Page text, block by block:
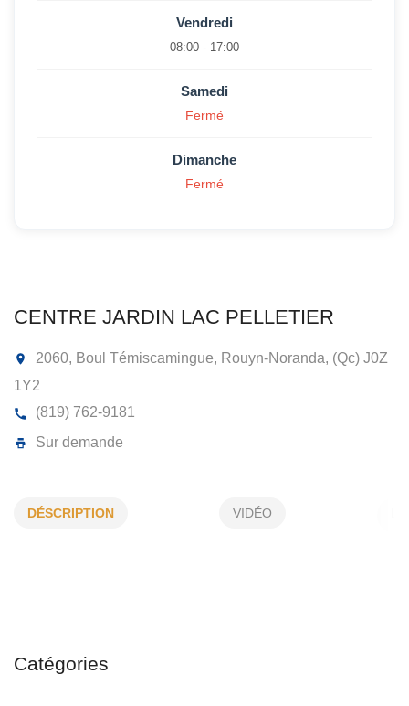
CENTRE JARDIN LAC PELLETIER
DÉSCRIPTION VIDÉO
Catégories
Vendredi
08:00 - 17:00
Samedi
Fermé
Dimanche
Fermé